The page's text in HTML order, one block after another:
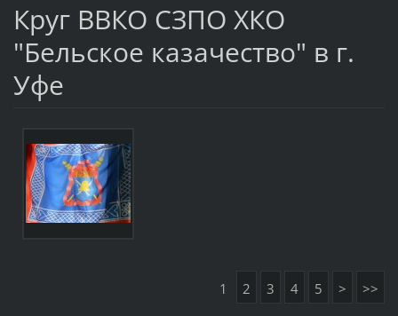
Круг ВВКО СЗПО ХКО
"Бельское казачество" в г.
Уфе
1 2 3 4 5 > >>